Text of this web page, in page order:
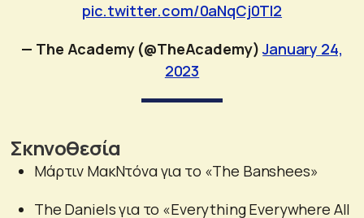
pic.twitter.com/0aNqCj0Tl2
— The Academy (@TheAcademy)January 24,
2023
Σκηνοθεσία
Μάρτιν ΜακΝτόνα για το «The Banshees»
The Daniels για το «Everything Everywhere All